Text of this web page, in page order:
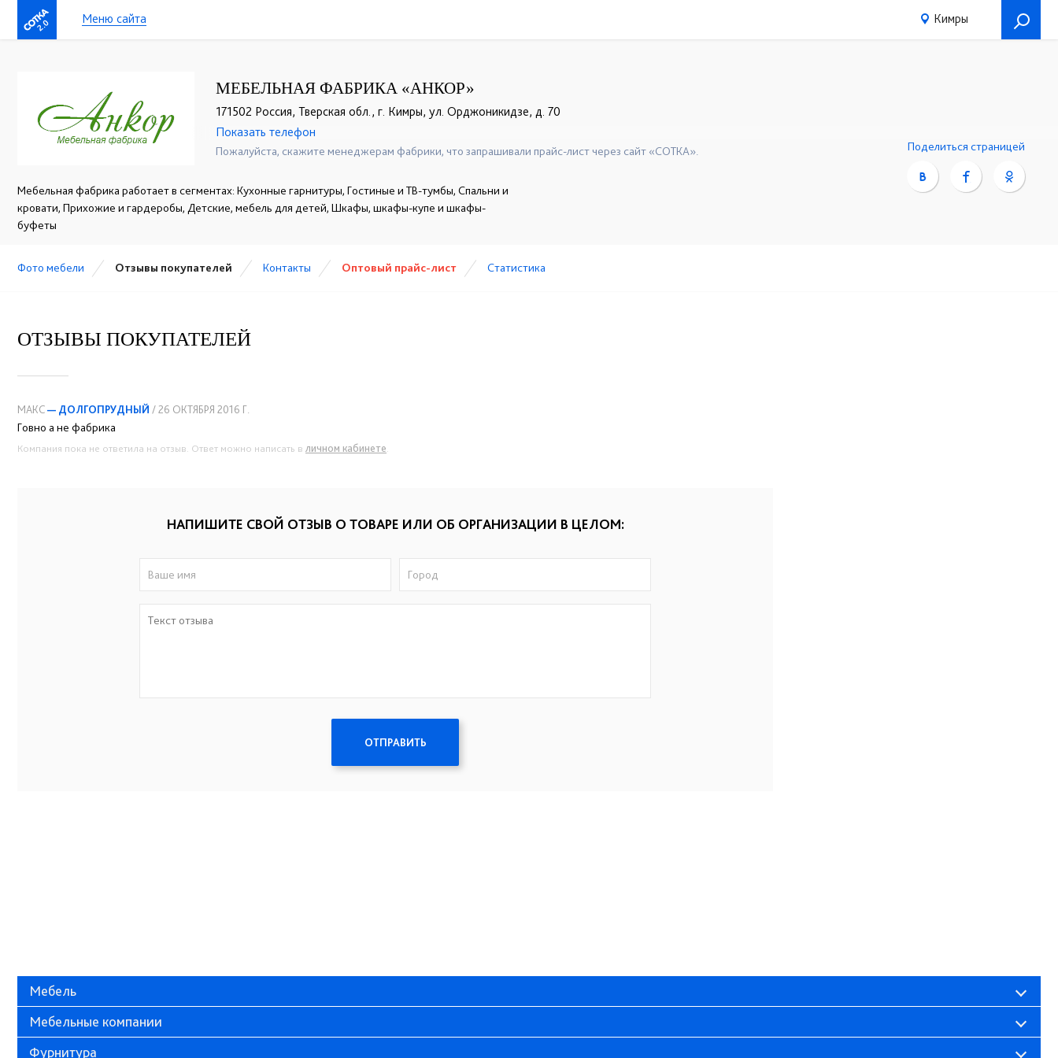
2.0 Меню сайта Кимры
МЕБЕЛЬНАЯ ФАБРИКА «АНКОР»
171502 Россия, Тверская обл., г. Кимры, ул. Орджоникидзе, д. 70
☎+7 (905) 604-65-94
Показать телефон
Пожалуйста, скажите менеджерам фабрики, что запрашивали прайс-лист через сайт «СОТКА».
Мебельная фабрика работает в сегментах: Кухонные гарнитуры, Гостиные и ТВ-тумбы, Спальни и
кровати, Прихожие и гардеробы, Детские, мебель для детей, Шкафы, шкафы-купе и шкафы-
буфеты
Поделиться страницей
Фото мебели Отзывы покупателей Контакты Оптовый прайс-лист Статистика
ОТЗЫВЫ ПОКУПАТЕЛЕЙ
МАКС— ДОЛГОПРУДНЫЙ / 26 ОКТЯБРЯ 2016 Г.
Говно а не фабрика
Компания пока не ответила на отзыв. Ответ можно написать в личном кабинете.
НАПИШИТЕ СВОЙ ОТЗЫВ О ТОВАРЕ ИЛИ ОБ ОРГАНИЗАЦИИ В ЦЕЛОМ:
ОТПРАВИТЬ
Мебель
Мебельные компании
Фурнитура